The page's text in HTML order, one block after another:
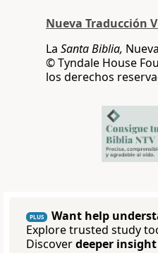
Nueva Traducción
La Santa Biblia,
© Tyndale House
los derechos
PLUS
Want help
Explore trusted study
Discoverdeeper insight